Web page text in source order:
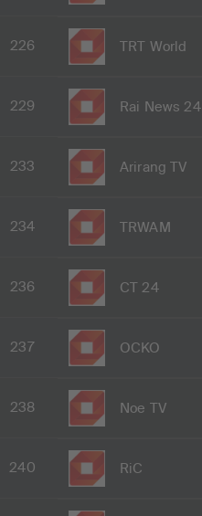
226 TRT World
229 Rai News 24
233 Arirang TV
234 TRWAM
236 CT 24
237 OCKO
238 Noe TV
240 RiC